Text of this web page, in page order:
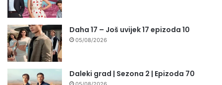
Daha 17 – Još uvijek 17 epizoda 10
05/08/2026
Daleki grad | Sezona 2 | Epizoda 70